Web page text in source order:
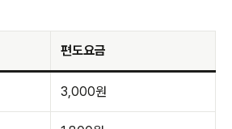
편도요금
3,000원